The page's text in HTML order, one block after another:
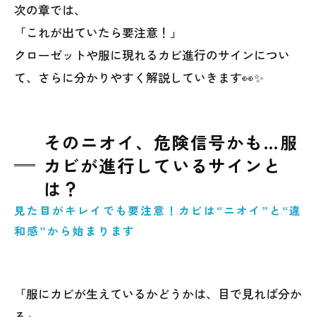
次の章では、
「これが出ていたら要注意！」
クローゼットや服に現れるカビ進行のサインについ
て、さらに分かりやすく解説していきます👀✨
そのニオイ、危険信号かも…服
カビが進行しているサインと
は？
見た目がキレイでも要注意！カビは“ニオイ”と“違
和感”から始まります
「服にカビが生えているかどうかは、目で見れば分か